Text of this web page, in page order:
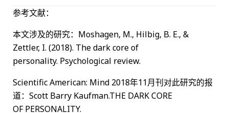
参考文献：
本文涉及的研究：Moshagen, M., Hilbig, B. E., &
Zettler, I. (2018). The dark core of
personality. Psychological review.
Scientific American: Mind 2018年11月刊对此研究的报
道：Scott Barry Kaufman.THE DARK CORE
OF PERSONALITY.